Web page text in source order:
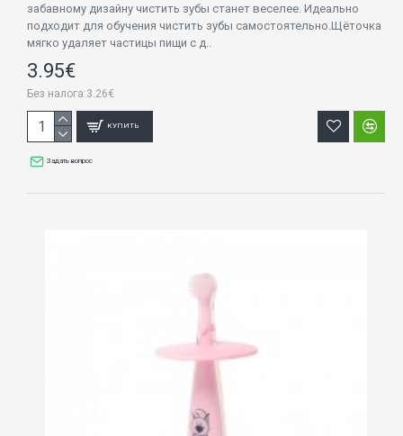
забавному дизайну чистить зубы станет веселее. Идеально
подходит для обучения чистить зубы самостоятельно.Щёточка
мягко удаляет частицы пищи с д..
3.95€
Без налога:3.26€
КУПИТЬ
Задать вопрос